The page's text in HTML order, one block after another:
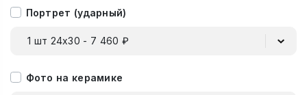
Портрет (ударный)
1 шт 24х30 - 7 460 ₽
Фото на керамике